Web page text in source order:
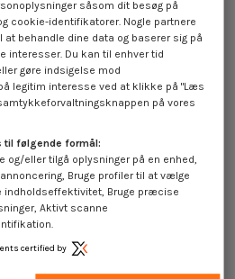
Betonbor 4X75
såsom dit besøg på
cookie-identifikatorer. Nogle partnere
behandle dine data og baserer sig på
interesser. Du kan til enhver tid
gøre indsigelse mod
legitim interesse ved at klikke på "Læs
på vores
til følgende formål:
og/eller tilgå oplysninger på en enhed,
Bruge profiler til at vælge
indholdseffektivitet, Bruge præcise
Aktivt scanne
certified by